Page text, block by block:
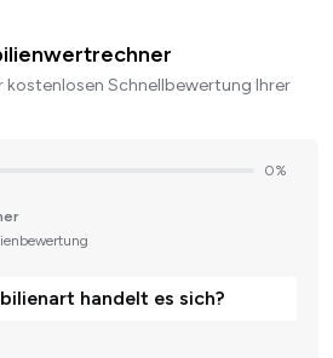
kostenlosen Schnellbewertung Ihrer